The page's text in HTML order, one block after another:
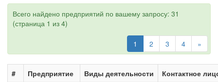
Всего найдено предприятий по вашему запросу: 31
(страница 1 из 4)
1 2 3 4 »
# Предприятие Виды деятельности
Контактное